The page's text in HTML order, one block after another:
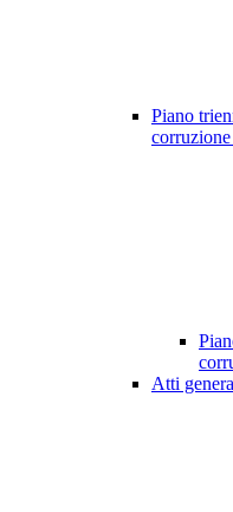
Piano
corruzione
Atti